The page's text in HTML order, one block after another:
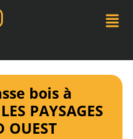
bois à
PAYSAGES
OUEST